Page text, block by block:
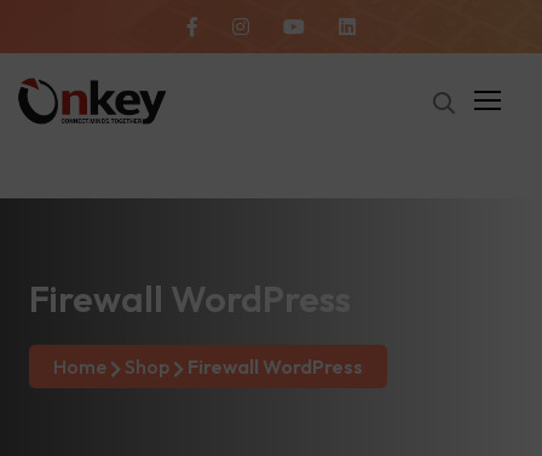
Firewall WordPress
Home Shop Firewall WordPress